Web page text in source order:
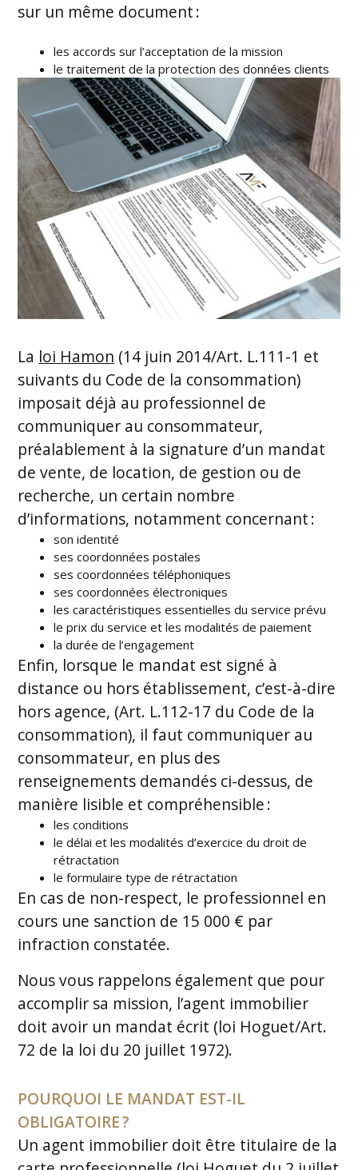
sur un même document :
les accords sur l’acceptation de la mission
le traitement de la protection des données clients
La loi Hamon (14 juin 2014/Art. L.111-1 et
suivants du Code de la consommation)
imposait déjà au professionnel de
communiquer au consommateur,
préalablement à la signature d’un mandat
de vente, de location, de gestion ou de
recherche, un certain nombre
d’informations, notamment concernant :
son identité
ses coordonnées postales
ses coordonnées téléphoniques
ses coordonnées électroniques
les caractéristiques essentielles du service prévu
le prix du service et les modalités de paiement
la durée de l’engagement
Enfin, lorsque le mandat est signé à
distance ou hors établissement, c’est-à-dire
hors agence, (Art. L.112-17 du Code de la
consommation), il faut communiquer au
consommateur, en plus des
renseignements demandés ci-dessus, de
manière lisible et compréhensible :
les conditions
le délai et les modalités d’exercice du droit de
rétractation
le formulaire type de rétractation
En cas de non-respect, le professionnel en
cours une sanction de 15 000 € par
infraction constatée.
Nous vous rappelons également que pour
accomplir sa mission, l’agent immobilier
doit avoir un mandat écrit (loi Hoguet/Art.
72 de la loi du 20 juillet 1972).
POURQUOI LE MANDAT EST-IL
OBLIGATOIRE ?
Un agent immobilier doit être titulaire de la